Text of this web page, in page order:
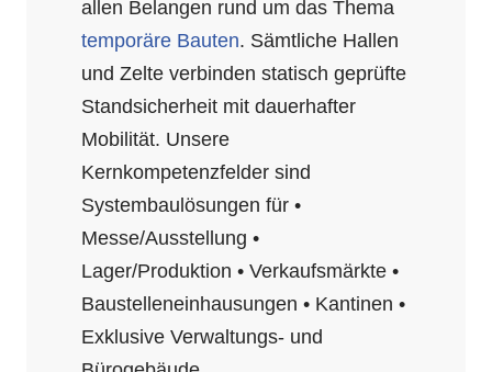
allen Belangen rund um das Thema
temporäre Bauten. Sämtliche Hallen
und Zelte verbinden statisch geprüfte
Standsicherheit mit dauerhafter
Mobilität. Unsere
Kernkompetenzfelder sind
Systembaulösungen für •
Messe/Ausstellung •
Lager/Produktion • Verkaufsmärkte •
Baustelleneinhausungen • Kantinen •
Exklusive Verwaltungs- und